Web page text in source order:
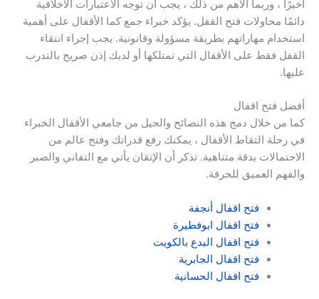
أخيرًا ، وربما الأهم من ذلك ، يجب أن توجه الاعتبارات الأخلاقية
دائمًا محاولات فتح القفل. يؤكد خبراء جمع كما الأقفال على أهمية
استخدام مهاراتهم بطريقة مسؤولة وقانونية. يجب إجراء انتقاء
القفل فقط على الأقفال التي تمتلكها أو لديك إذن صريح بالتدرب
عليها.
أفضل فتح اقفال
كما من خلال دمج هذه النصائح والحيل من جامعي الأقفال الخبراء
في رحلة التقاط الأقفال ، يمكنك رفع قدراتك وفتح عالم من
الاحتمالات بدقة متناهية. تذكر أن الإتقان يأتي مع التفاني والصبر
والفهم العميق للحرفة.
فتح اقفال أنجفة
فتح اقفال ابوفطيرة
فتح اقفال البدع بالكويت
فتح اقفال الجابرية
فتح اقفال الحسانية